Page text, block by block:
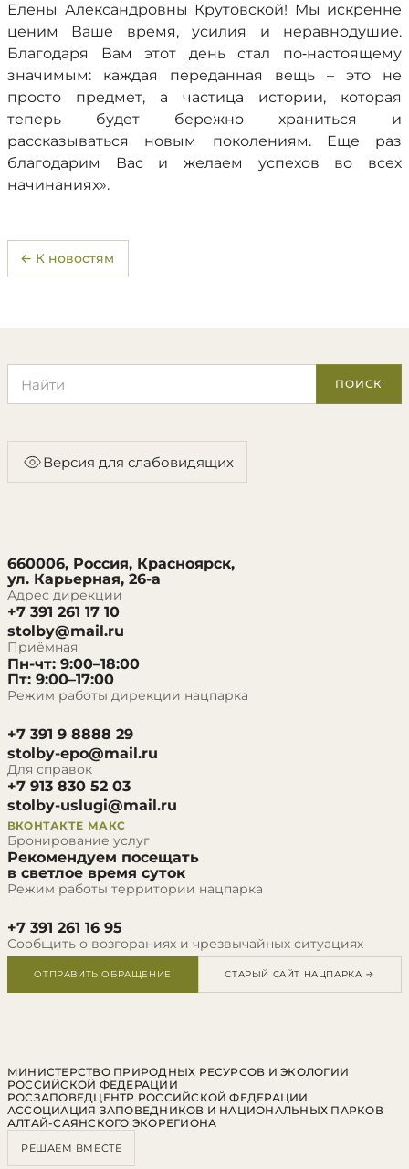
Елены Александровны Крутовской! Мы искренне
ценим Ваше время, усилия и неравнодушие.
Благодаря Вам этот день стал по‑настоящему
значимым: каждая переданная вещь – это не
просто предмет, а частица истории, которая
теперь будет бережно храниться и
рассказываться новым поколениям. Еще раз
благодарим Вас и желаем успехов во всех
начинаниях».
← К новостям
ПОИСК
Версия для слабовидящих
660006, Россия, Красноярск,
ул. Карьерная, 26-а
Адрес дирекции
+7 391 261 17 10
stolby@mail.ru
Приёмная
Пн-чт: 9:00–18:00
Пт: 9:00–17:00
Режим работы дирекции нацпарка
+7 391 9 8888 29
stolby-epo@mail.ru
Для справок
+7 913 830 52 03
stolby-uslugi@mail.ru
ВКОНТАКТЕ МАКС
Бронирование услуг
Рекомендуем посещать
в светлое время суток
Режим работы территории нацпарка
+7 391 261 16 95
Сообщить о возгораниях и чрезвычайных ситуациях
ОТПРАВИТЬ ОБРАЩЕНИЕ СТАРЫЙ САЙТ НАЦПАРКА →
МИНИСТЕРСТВО ПРИРОДНЫХ РЕСУРСОВ И ЭКОЛОГИИ
РОССИЙСКОЙ ФЕДЕРАЦИИ
РОСЗАПОВЕДЦЕНТР РОССИЙСКОЙ ФЕДЕРАЦИИ
АССОЦИАЦИЯ ЗАПОВЕДНИКОВ И НАЦИОНАЛЬНЫХ ПАРКОВ
АЛТАЙ-САЯНСКОГО ЭКОРЕГИОНА
РЕШАЕМ ВМЕСТЕ